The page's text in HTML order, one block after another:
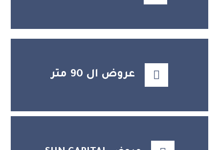
عروض ال 90 متر